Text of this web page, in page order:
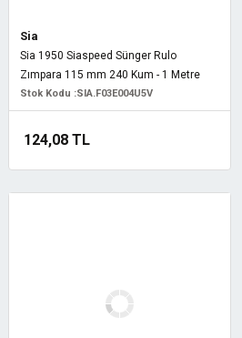
Sia
Sia 1950 Siaspeed Sünger Rulo
Zımpara 115 mm 240 Kum - 1 Metre
Stok Kodu :SIA.F03E004U5V
124,08 TL